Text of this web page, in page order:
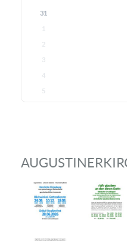
31
1
2
3
4
5